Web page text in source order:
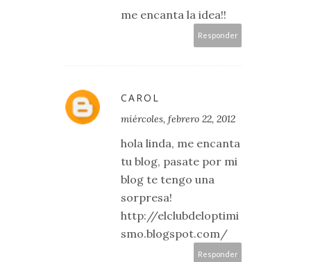
me encanta la idea!!
Responder
CAROL
miércoles, febrero 22, 2012
hola linda, me encanta
tu blog, pasate por mi
blog te tengo una
sorpresa!
http://elclubdeloptimi
smo.blogspot.com/
Responder